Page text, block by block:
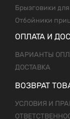
Брызговики
Отбойники
ОПЛАТА И
ВАРИАНТЫ
ДОСТАВКА
ВОЗВРАТ
УСЛОВИЯ И